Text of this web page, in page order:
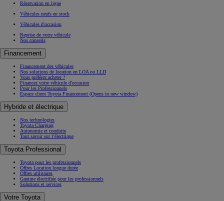
Réservation en ligne
Véhicules neufs en stock
Véhicules d'occasion
Reprise de votre véhicule
Nos conseils
Financement
Financement des véhicules
Nos solutions de location en LOA ou LLD
Vous préférez acheter ?
Financez votre véhicule d'occasion
Pour les Professionnels
Espace client Toyota Financement (Opens in new window)
Hybride et électrique
Nos technologies
Toyota Charging
Autonomie et conduite
Tout savoir sur l’électrique
Toyota Professional
Toyota pour les professionnels
Offres Location longue durée
Offres utilitaires
Gamme électrifiée pour les professionnels
Solutions et services
Votre Toyota